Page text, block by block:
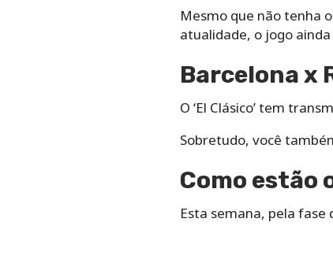
Mesmo que não tenha
atualidade, o jogo
Barcelona x
O ‘El Clásico’ tem
Sobretudo, você
Como estão
Esta semana, pela fase